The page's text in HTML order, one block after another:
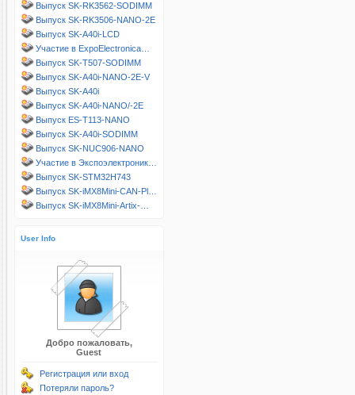
Выпуск SK-RK3562-SODIMM
Выпуск SK-RK3506-NANO-2E
Выпуск SK-A40i-LCD
Участие в ExpoElectronica…
Выпуск SK-T507-SODIMM
Выпуск SK-A40i-NANO-2E-V
Выпуск SK-A40i
Выпуск SK-A40i-NANO/-2E
Выпуск ES-T113-NANO
Выпуск SK-A40i-SODIMM
Выпуск SK-NUC906-NANO
Участие в Экспоэлектроник…
Выпуск SK-STM32H743
Выпуск SK-iMX8Mini-CAN-Pl…
Выпуск SK-iMX8Mini-Artix-…
User Info
Добро пожаловать,
Guest
Регистрация или вход
Потеряли пароль?